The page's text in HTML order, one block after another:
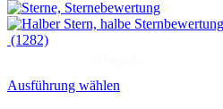
(1282)
Ausführung wählen